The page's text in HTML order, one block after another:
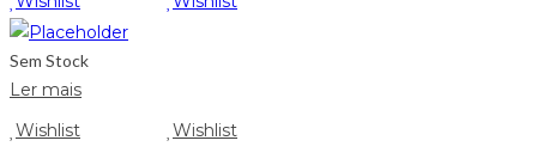
Sem Stock
Ler mais
Wishlist
Wishlist